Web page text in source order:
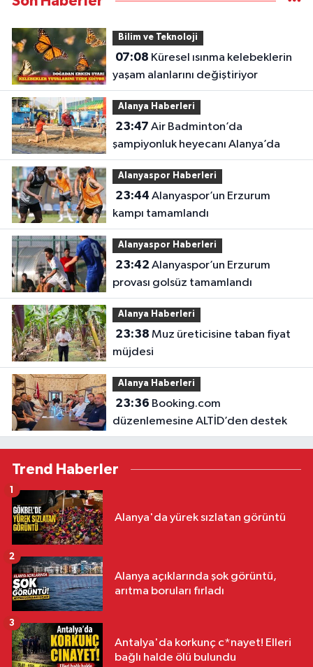
Bilim ve Teknoloji
07:08
yaşam alanlarını değiştiriyor
Alanya Haberleri
23:47
şampiyonluk heyecanı Alanya’da
Alanyaspor Haberleri
23:44
kampı tamamlandı
Alanyaspor Haberleri
23:42
provası golsüz tamamlandı
Alanya Haberleri
23:38
müjdesi
Alanya Haberleri
23:36
düzenlemesine ALTİD’den destek
Trend Haberler
Alanya'da yürek sızlatan görüntü
1
Alanya açıklarında şok görüntü,
arıtma boruları fırladı
2
Antalya'da korkunç c*nayet! Elleri
bağlı halde ölü bulundu
3